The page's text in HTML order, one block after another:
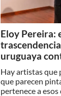
Eloy Pereira:
uruguaya
Hay artistas que
que parecen
pertenece a esos